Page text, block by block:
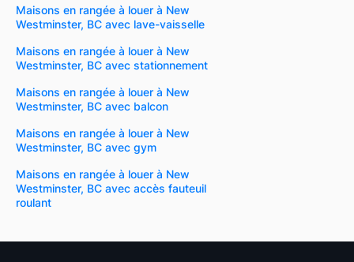
Maisons en rangée à louer à New
Westminster, BC avec lave-vaisselle
Maisons en rangée à louer à New
Westminster, BC avec stationnement
Maisons en rangée à louer à New
Westminster, BC avec balcon
Maisons en rangée à louer à New
Westminster, BC avec gym
Maisons en rangée à louer à New
Westminster, BC avec accès fauteuil
roulant